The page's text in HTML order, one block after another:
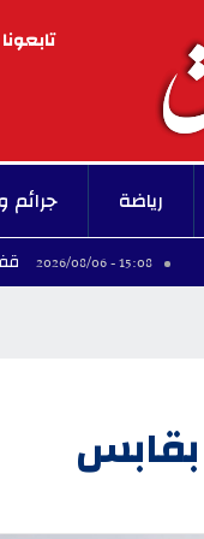
رياضة جرائم
قفصة: تدشين بئر